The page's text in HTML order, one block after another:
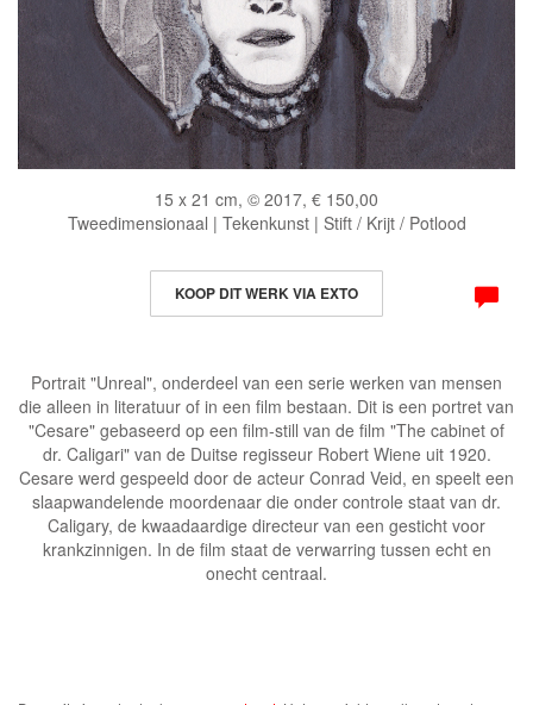
15 x 21 cm, © 2017, € 150,00
Tweedimensionaal | Tekenkunst | Stift / Krijt / Potlood
KOOP DIT WERK VIA EXTO
Portrait "Unreal", onderdeel van een serie werken van mensen
die alleen in literatuur of in een film bestaan. Dit is een portret van
"Cesare" gebaseerd op een film-still van de film "The cabinet of
dr. Caligari" van de Duitse regisseur Robert Wiene uit 1920.
Cesare werd gespeeld door de acteur Conrad Veid, en speelt een
slaapwandelende moordenaar die onder controle staat van dr.
Caligary, de kwaadaardige directeur van een gesticht voor
krankzinnigen. In de film staat de verwarring tussen echt en
onecht centraal.